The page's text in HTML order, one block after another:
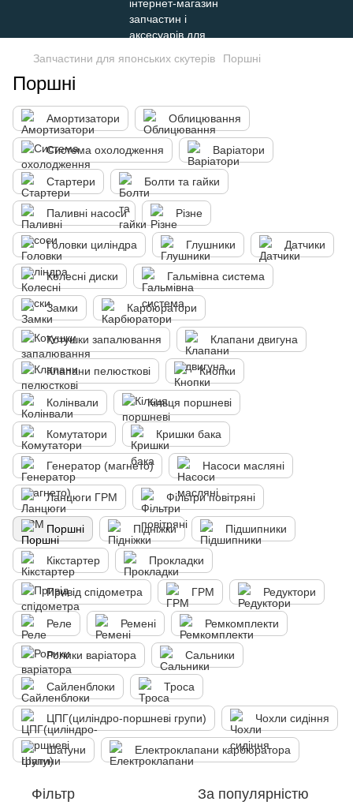
Запчастини для японських скутерів Поршні
Поршні
Амортизатори Облицювання
Система охолодження Варіатори
Стартери Болти та гайки
Паливні насоси Різне
Головки циліндра Глушники Датчики
Колесні диски Гальмівна система
Замки Карбюратори
Котушки запалювання Клапани двигуна
Клапани пелюсткові Кнопки
Колінвали Кільця поршневі
Комутатори Кришки бака
Генератор (магнето) Насоси масляні
Ланцюги ГРМ Фільтри повітряні
Поршні Підніжки Підшипники
Кікстартер Прокладки
Привід спідометра ГРМ Редуктори
Реле Ремені Ремкомплекти
Ролики варіатора Сальники
Сайленблоки Троса
ЦПГ(циліндро-поршневі групи) Чохли сидіння
Шатуни Електроклапани карбюратора
Фільтр За популярністю